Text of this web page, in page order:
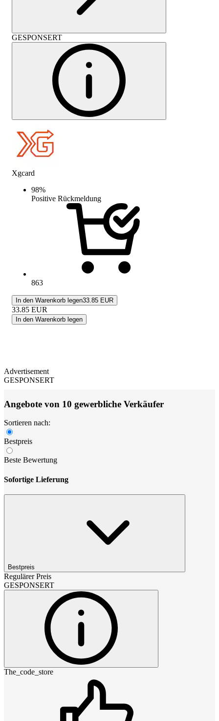
GESPONSERT
Xgcard
98%
Positive Rückmeldung
863
In den Warenkorb legen33.85 EUR
33.85 EUR
In den Warenkorb legen
Advertisement
GESPONSERT
Angebote von 10 gewerbliche Verkäufer
Sortieren nach:
Bestpreis
Beste Bewertung
Sofortige Lieferung
Bestpreis
Regulärer Preis
GESPONSERT
The_code_store